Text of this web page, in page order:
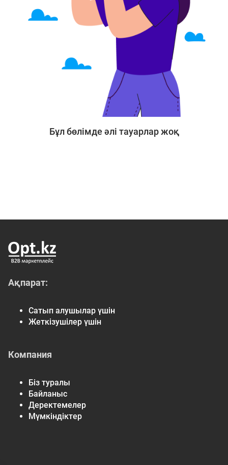
Бұл бөлімде әлі тауарлар жоқ
Ақпарат:
Сатып алушылар үшін
Жеткізушілер үшін
Компания
Біз туралы
Байланыс
Деректемелер
Мүмкіндіктер